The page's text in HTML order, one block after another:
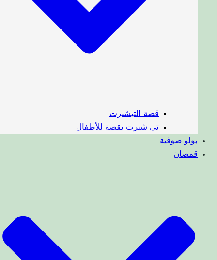
قصة التيشيرت
تي شيرت بقصة للأطفال
بولو صوفية
قمصان